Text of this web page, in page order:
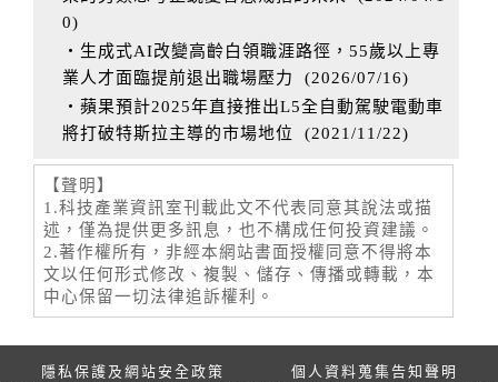
0)
‧生成式AI改變高齡白領職涯路徑，55歲以上專
業人才面臨提前退出職場壓力
(2026/07/16)
‧蘋果預計2025年直接推出L5全自動駕駛電動車
將打破特斯拉主導的市場地位
(2021/11/22)
【聲明】
1.科技產業資訊室刊載此文不代表同意其說法或描
述，僅為提供更多訊息，也不構成任何投資建議。
2.著作權所有，非經本網站書面授權同意不得將本
文以任何形式修改、複製、儲存、傳播或轉載，本
中心保留一切法律追訴權利。
隱私保護及網站安全政策
個人資料蒐集告知聲明